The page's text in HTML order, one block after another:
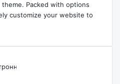
Packed with options
customize your website to